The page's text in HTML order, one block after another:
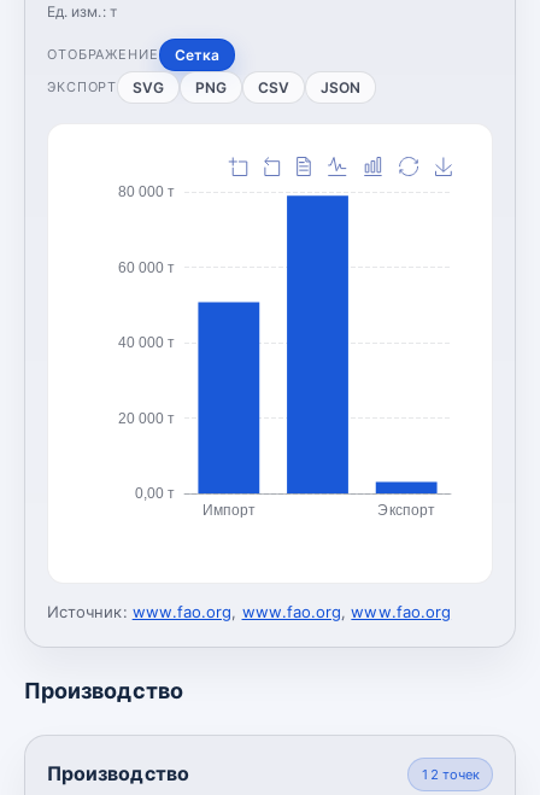
Ед. изм.: т
ОТОБРАЖЕНИЕ Сетка
ЭКСПОРТ SVG PNG CSV JSON
0,00 т
20 000 т
40 000 т
60 000 т
80 000 т
Импорт Экспорт
Источник: www.fao.org, www.fao.org,www.fao.org
Производство
Производство 12 точек